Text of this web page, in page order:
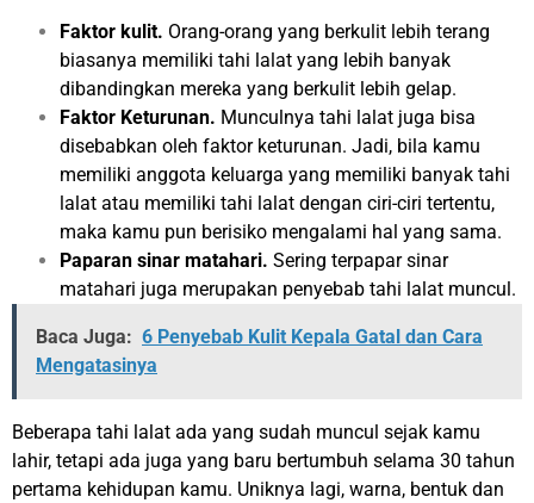
Faktor kulit. Orang-orang yang berkulit lebih terang
biasanya memiliki tahi lalat yang lebih banyak
dibandingkan mereka yang berkulit lebih gelap.
Faktor Keturunan. Munculnya tahi lalat juga bisa
disebabkan oleh faktor keturunan. Jadi, bila kamu
memiliki anggota keluarga yang memiliki banyak tahi
lalat atau memiliki tahi lalat dengan ciri-ciri tertentu,
maka kamu pun berisiko mengalami hal yang sama.
Paparan sinar matahari. Sering terpapar sinar
matahari juga merupakan penyebab tahi lalat muncul.
Baca Juga: 6 Penyebab Kulit Kepala Gatal dan Cara
Mengatasinya
Beberapa tahi lalat ada yang sudah muncul sejak kamu
lahir, tetapi ada juga yang baru bertumbuh selama 30 tahun
pertama kehidupan kamu. Uniknya lagi, warna, bentuk dan